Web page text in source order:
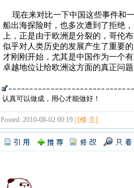
现在来对比一下中国这些事件和
船出海探险时，也多次遭到了拒绝
上，正是由于欧洲是分裂的，哥伦
似乎对人类历史的发展产生了重要
才刚刚开始，尤其是中国作为一个
卓越地位让给欧洲这方面的真正问
认真可以做成，用心才能做好！
Posted: 2010-08-02 00:19 | [楼 主]